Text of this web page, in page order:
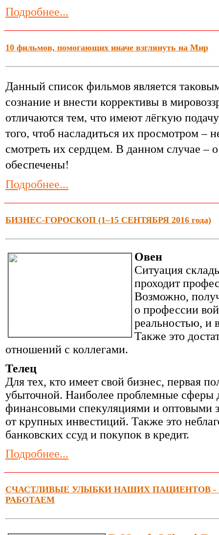
Подробнее...
10 фильмов, помогающих иначе взглянуть на Мир
Данный список фильмов является
сознание и внести коррективы в
отличаются тем, что имеют лёгкую
того, чтоб насладиться их просмотром –
смотреть их сердцем. В данном случае –
обеспечены!
Подробнее...
БИЗНЕС-ГОРОСКОП (1–15 СЕНТЯБРЯ 2016 года)
Овен
Ситуация
проходит
Возможно,
о профессии
реальностью, и
Также это
отношений с коллегами.
Телец
Для тех, кто имеет свой бизнес, первая
убыточной. Наиболее проблемные сферы
финансовыми спекуляциями и оптовыми
от крупных инвестиций. Также это
банковских ссуд и покупок в кредит.
Подробнее...
СЧАСТЛИВЫЕ УЛЫБКИ НАШИХ ПАЦИЕНТОВ -
РАБОТАЕМ